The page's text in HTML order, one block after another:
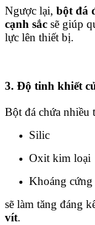
Ngược lại, bột đá
cạnh sắc sẽ giúp
lực lên thiết bị.
3. Độ tinh khiết
Bột đá chứa nhiều
Silic
Oxit kim loại
Khoáng cứng
sẽ làm tăng đáng
vít.